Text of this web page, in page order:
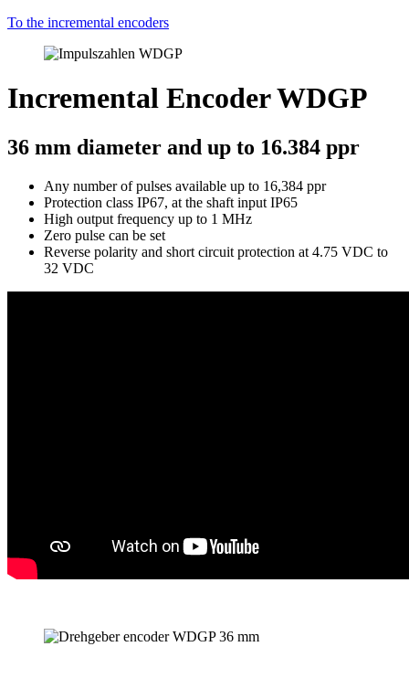
To the incremental encoders
Incremental Encoder WDGP
36 mm diameter and up to 16.384 ppr
Any number of pulses available up to 16,384 ppr
Protection class IP67, at the shaft input IP65
High output frequency up to 1 MHz
Zero pulse can be set
Reverse polarity and short circuit protection at 4.75 VDC to
32 VDC